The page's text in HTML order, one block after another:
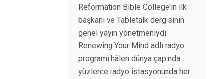
Reformation Bible College'ın ilk
başkanı ve Tabletalk dergisinin
genel yayın yönetmeniydi.
Renewing Your Mind adlı radyo
programı hâlen dünya çapında
yüzlerce radyo istasyonunda her